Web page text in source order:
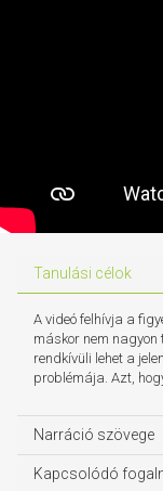
Tanulási célok
A videó felhívja a
máskor nem
rendkívüli lehet a
problémája. Azt,
Narráció szövege
Kapcsolódó